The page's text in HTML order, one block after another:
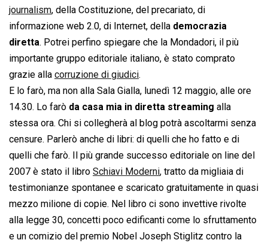
journalism, della Costituzione, del precariato, di
informazione web 2.0, di Internet, della democrazia
diretta. Potrei perfino spiegare che la Mondadori, il più
importante gruppo editoriale italiano, è stato comprato
grazie alla corruzione di giudici.
E lo farò, ma non alla Sala Gialla, lunedì 12 maggio, alle ore
14.30. Lo farò da casa mia in diretta streaming alla
stessa ora. Chi si collegherà al blog potrà ascoltarmi senza
censure. Parlerò anche di libri: di quelli che ho fatto e di
quelli che farò. Il più grande successo editoriale on line del
2007 è stato il libro  Schiavi Moderni, tratto da migliaia di
testimonianze spontanee e scaricato gratuitamente in quasi
mezzo milione di copie. Nel libro ci sono invettive rivolte
alla legge 30, concetti poco edificanti come lo sfruttamento
e un comizio del premio Nobel Joseph Stiglitz contro la